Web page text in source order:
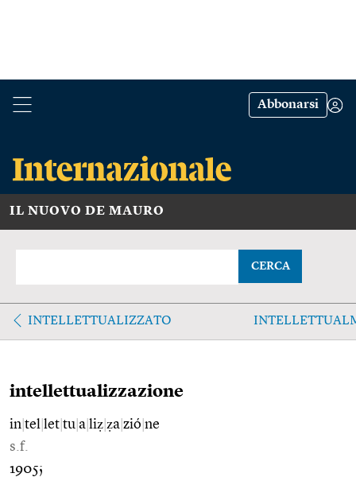
Abbonarsi
IL NUOVO DE MAURO
CERCA
INTELLETTUALIZZATO
intellettualizzazione
in tel let tu a liẓ ẓa zió ne
s.f.
1905;